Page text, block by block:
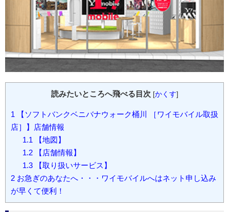
読みたいところへ飛べる目次 [かくす]
1 【ソフトバンクベニバナウォーク桶川 ［ワイモバイル取扱
店］】店舗情報
1.1【地図】
1.2【店舗情報】
1.3【取り扱いサービス】
2 お急ぎのあなたへ・・・ワイモバイルへはネット申し込み
が早くて便利！